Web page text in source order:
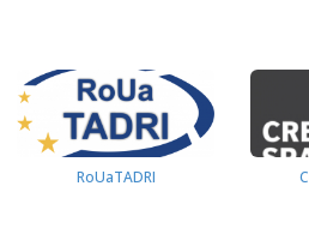
RoUaTADRI